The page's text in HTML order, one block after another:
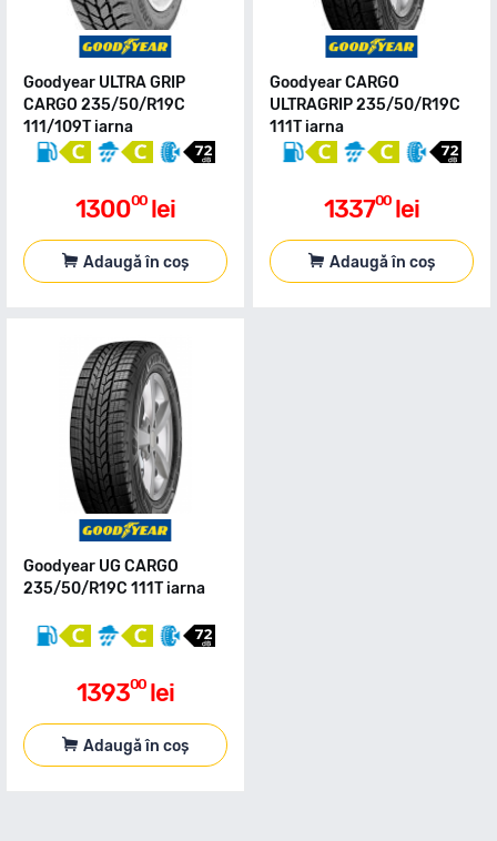
Goodyear ULTRA GRIP
CARGO 235/50/R19C
111/109T iarna
130000 lei
Adaugă în coș
Goodyear CARGO
ULTRAGRIP 235/50/R19C
111T iarna
133700 lei
Adaugă în coș
Goodyear UG CARGO
235/50/R19C 111T iarna
139300 lei
Adaugă în coș